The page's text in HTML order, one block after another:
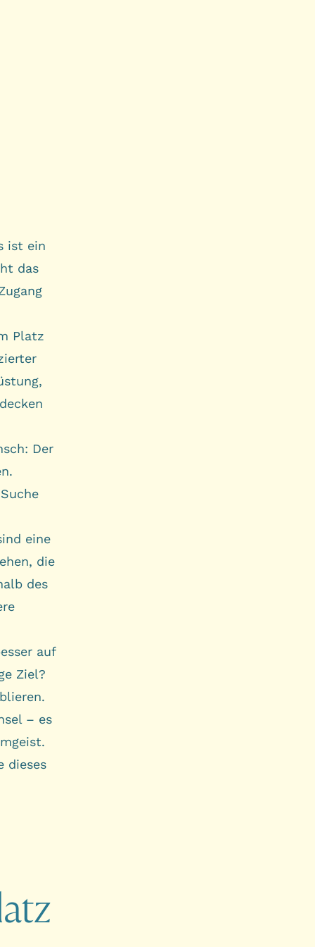
ist ein
das
Platz
Der
eine
die
des
auf
Ziel?
– es
dieses